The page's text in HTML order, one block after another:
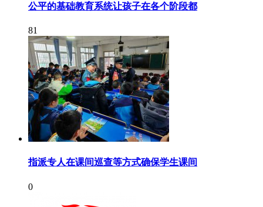
公平的基础教育系统让孩子在各个阶段都
81
指派专人在课间巡查等方式确保学生课间
0